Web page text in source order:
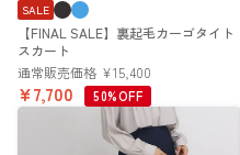
【FINAL SALE】裏起毛カーゴタイト
スカート
SALE
通常販売価格 ¥15,400
¥7,700 50%OFF